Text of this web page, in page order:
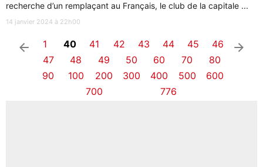
recherche d’un remplaçant au Français, le club de la capitale ...
14 janvier 2024 à 22h00
arrow_left 1 40 41 42 43 44 45
46
47
48 49 50 60 70
80
90
100 200 300 400 500
600
700
776
arrow_right